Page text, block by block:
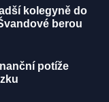
kolegyně do
berou
potíže